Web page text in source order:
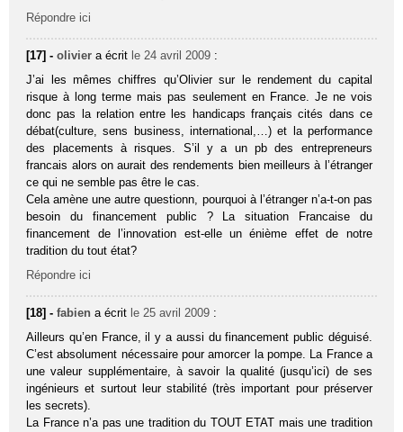
Répondre ici
[17] -olivier a écrit le 24 avril 2009 :
J’ai les mêmes chiffres qu’Olivier sur le rendement du capital
risque à long terme mais pas seulement en France. Je ne vois
donc pas la relation entre les handicaps français cités dans ce
débat(culture, sens business, international,…) et la performance
des placements à risques. S’il y a un pb des entrepreneurs
francais alors on aurait des rendements bien meilleurs à l’étranger
ce qui ne semble pas être le cas.
Cela amène une autre questionn, pourquoi à l’étranger n’a-t-on pas
besoin du financement public ? La situation Francaise du
financement de l’innovation est-elle un énième effet de notre
tradition du tout état?
Répondre ici
[18] -fabien a écrit le 25 avril 2009 :
Ailleurs qu’en France, il y a aussi du financement public déguisé.
C’est absolument nécessaire pour amorcer la pompe. La France a
une valeur supplémentaire, à savoir la qualité (jusqu’ici) de ses
ingénieurs et surtout leur stabilité (très important pour préserver
les secrets).
La France n’a pas une tradition du TOUT ETAT mais une tradition